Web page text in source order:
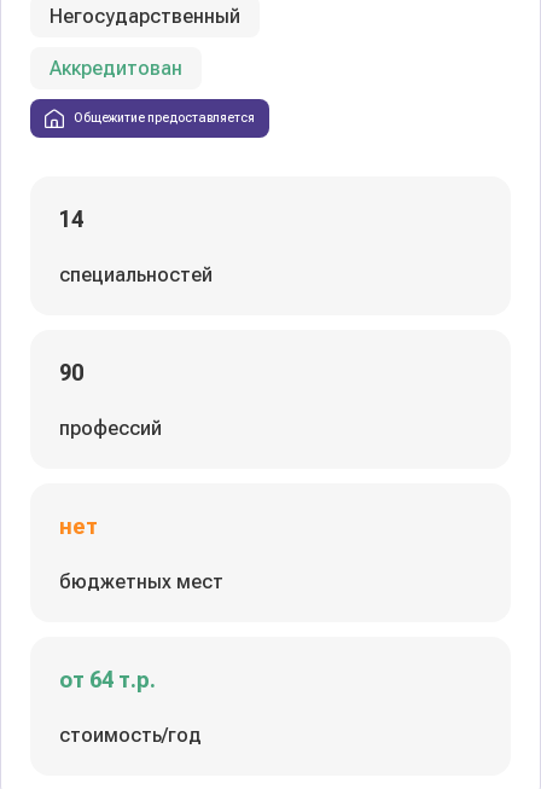
Негосударственный
Аккредитован
Общежитие предоставляется
14
специальностей
90
профессий
нет
бюджетных мест
от 64 т.р.
стоимость/год